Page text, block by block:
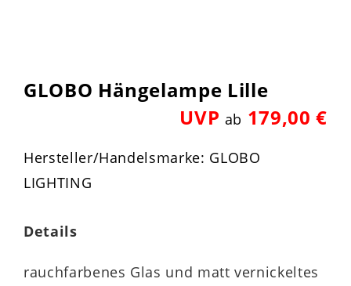
GLOBO Hängelampe Lille
UVP ab 179,00 €
Hersteller/Handelsmarke: GLOBO
LIGHTING
Details
rauchfarbenes Glas und matt vernickeltes